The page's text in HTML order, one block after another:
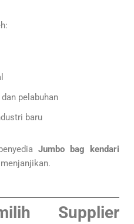
pelabuhan
baru
Jumbo bag kendari
Supplier